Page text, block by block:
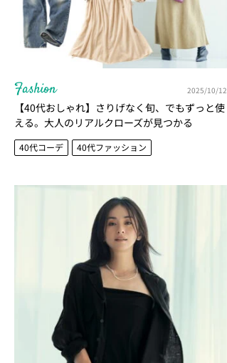
Fashion 2025/10/12
【40代おしゃれ】さりげなく旬、でもずっと使
える。大人のリアルクローズが見つかる
『Whim Gazette』4選
40代コーデ 40代ファッション